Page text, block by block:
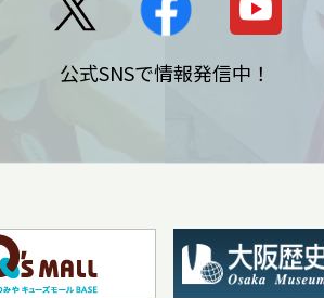
公式SNSで情報発信中！